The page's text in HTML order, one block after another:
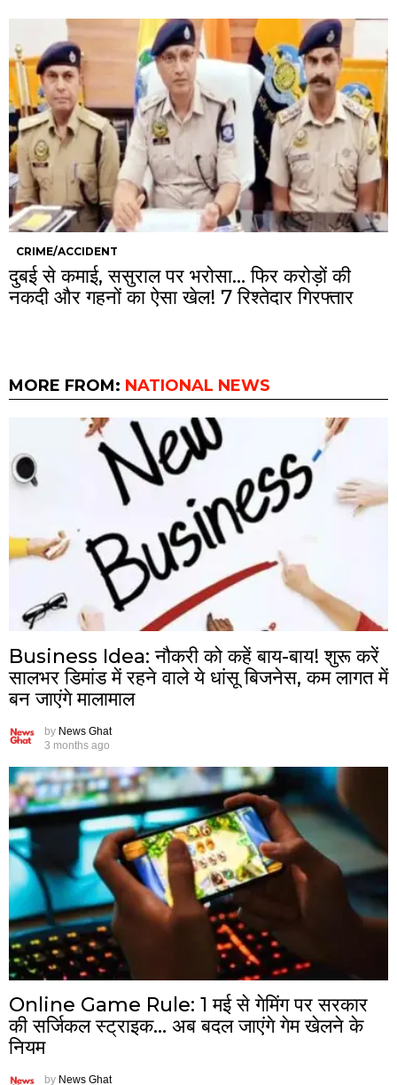
CRIME/ACCIDENT
दुबई से कमाई, ससुराल पर भरोसा… फिर करोड़ों की
नकदी और गहनों का ऐसा खेल! 7 रिश्तेदार गिरफ्तार
MORE FROM: NATIONAL NEWS
Business Idea: नौकरी को कहें बाय-बाय! शुरू करें
सालभर डिमांड में रहने वाले ये धांसू बिजनेस, कम लागत में
बन जाएंगे मालामाल
by News Ghat
3 months ago
Online Game Rule: 1 मई से गेमिंग पर सरकार
की सर्जिकल स्ट्राइक… अब बदल जाएंगे गेम खेलने के
नियम
by News Ghat